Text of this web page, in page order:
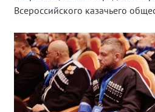
Всероссийского казачьего